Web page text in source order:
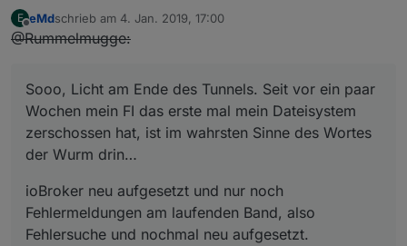
E
Offline
eMdschrieb am 4. Jan. 2019, 17:00
zuletzt editiert von
@Rummelmugge:
Sooo, Licht am Ende des Tunnels. Seit vor ein paar
Wochen mein FI das erste mal mein Dateisystem
zerschossen hat, ist im wahrsten Sinne des Wortes
der Wurm drin…
ioBroker neu aufgesetzt und nur noch
Fehlermeldungen am laufenden Band, also
Fehlersuche und nochmal neu aufgesetzt.